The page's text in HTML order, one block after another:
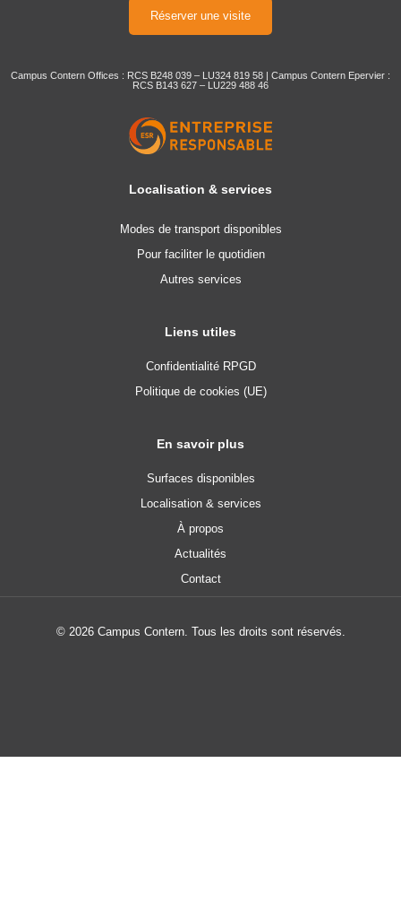
Réserver une visite
Campus Contern Offices : RCS B248 039 – LU324 819 58 | Campus Contern Epervier :
RCS B143 627 – LU229 488 46
Localisation & services
Modes de transport disponibles
Pour faciliter le quotidien
Autres services
Liens utiles
Confidentialité RPGD
Politique de cookies (UE)
En savoir plus
Surfaces disponibles
Localisation & services
À propos
Actualités
Contact
© 2026 Campus Contern. Tous les droits sont réservés.